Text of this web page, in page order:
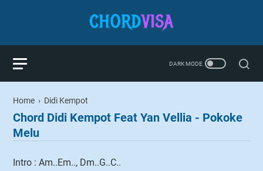
Home › Didi Kempot
Chord Didi Kempot Feat Yan Vellia - Pokoke
Melu
Intro : Am..Em.., Dm..G..C..